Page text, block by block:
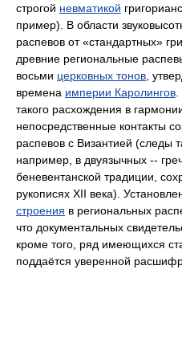
строгой невматикой
пример). В области
распевов от «стандартных»
древние региональные
восьми церковных тонов ,
времена империи Каролингов
такого расхождения в
непосредственные контакты
распевов с Византией (следы
например, в двуязычных --
беневентанской традиции,
рукописях XII века).
строения в региональных
что документальных
кроме того, ряд имеющихся
поддаётся уверенной